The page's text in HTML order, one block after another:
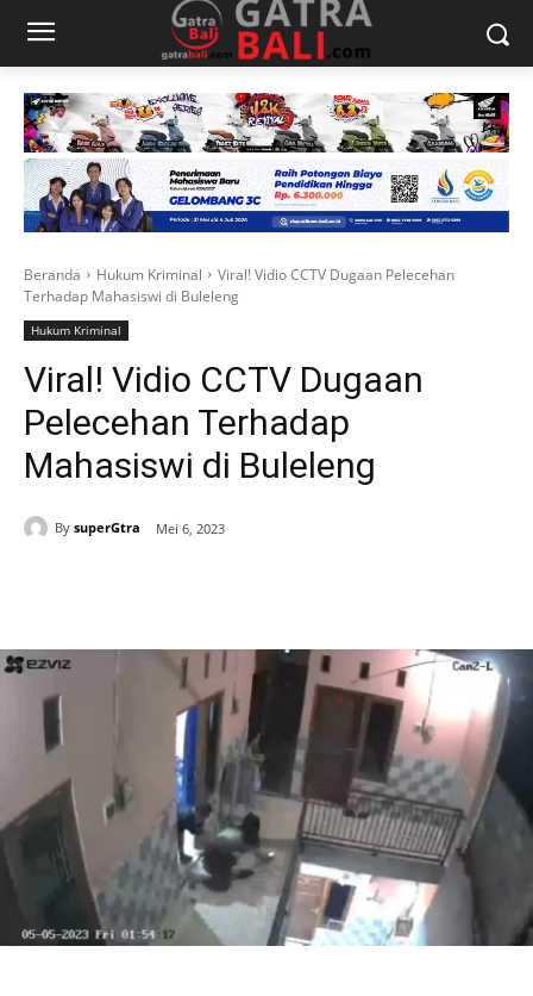
Beranda Hukum Kriminal
Viral! Vidio CCTV Dugaan Pelecehan
Terhadap Mahasiswi di Buleleng
Hukum Kriminal
Viral! Vidio CCTV Dugaan
Pelecehan Terhadap
Mahasiswi di Buleleng
By superGtra Mei 6, 2023